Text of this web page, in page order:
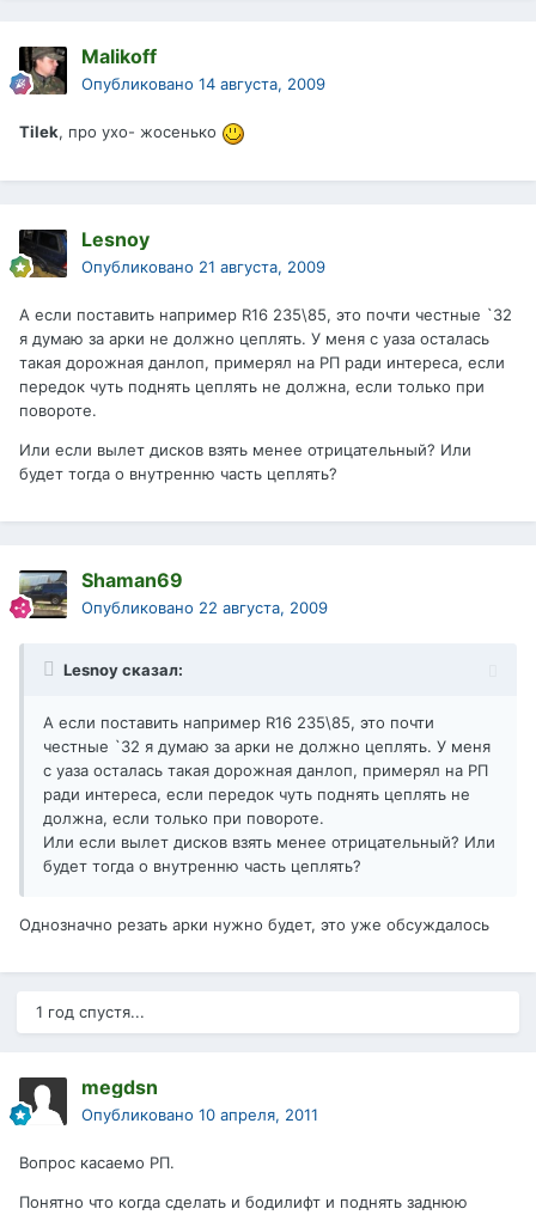
Malikoff
Опубликовано 14 августа, 2009
Tilek, про ухо- жосенько
Lesnoy
Опубликовано 21 августа, 2009
А если поставить например R16 235\85, это почти честные `32
я думаю за арки не должно цеплять. У меня с уаза осталась
такая дорожная данлоп, примерял на РП ради интереса, если
передок чуть поднять цеплять не должна, если только при
повороте.
Или если вылет дисков взять менее отрицательный? Или
будет тогда о внутренню часть цеплять?
Shaman69
Опубликовано 22 августа, 2009
Lesnoy сказал:
А если поставить например R16 235\85, это почти
честные `32 я думаю за арки не должно цеплять. У меня
с уаза осталась такая дорожная данлоп, примерял на РП
ради интереса, если передок чуть поднять цеплять не
должна, если только при повороте.
Или если вылет дисков взять менее отрицательный? Или
будет тогда о внутренню часть цеплять?
Однозначно резать арки нужно будет, это уже обсуждалось
1 год спустя...
megdsn
Опубликовано 10 апреля, 2011
Вопрос касаемо РП.
Понятно что когда сделать и бодилифт и поднять заднюю